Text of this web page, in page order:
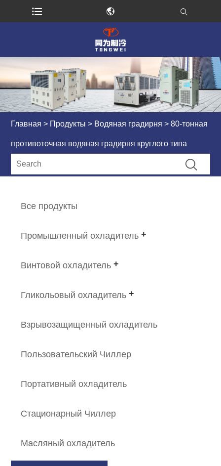
Главная > Продукты > Водяная градирня > 80-тонная
противоточная водяная градирня круглого типа
Все продукты
Промышленный охладитель
Винтовой охладитель
Гликольовый охладитель
Взрывозащищенный охладитель
Пользовательский Чиллер
Портативный охладитель
Стационарный Чиллер
Масляный охладитель